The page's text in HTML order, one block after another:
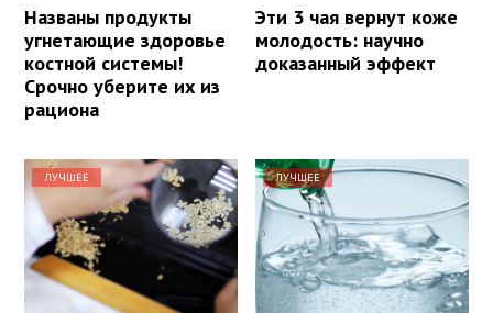
Названы продукты
угнетающие здоровье
костной системы!
Срочно уберите их из
рациона
Эти 3 чая вернут коже
молодость: научно
доказанный эффект
ЛУЧШЕЕ ЛУЧШЕЕ